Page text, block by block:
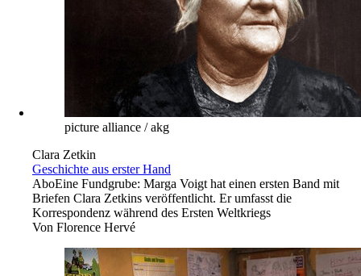
picture alliance / akg
Clara Zetkin
Geschichte aus erster Hand
AboEine Fundgrube: Marga Voigt hat einen ersten Band mit
Briefen Clara Zetkins veröffentlicht. Er umfasst die
Korrespondenz während des Ersten Weltkriegs
Von Florence Hervé